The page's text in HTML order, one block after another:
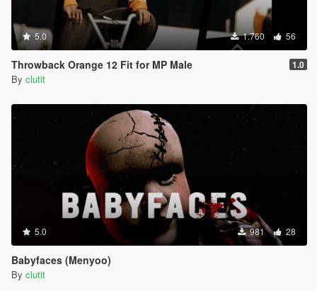
5.0 1.760 56
Throwback Orange 12 Fit for MP Male 1.0
By clutit
5.0 981 28
Babyfaces (Menyoo)
By clutit